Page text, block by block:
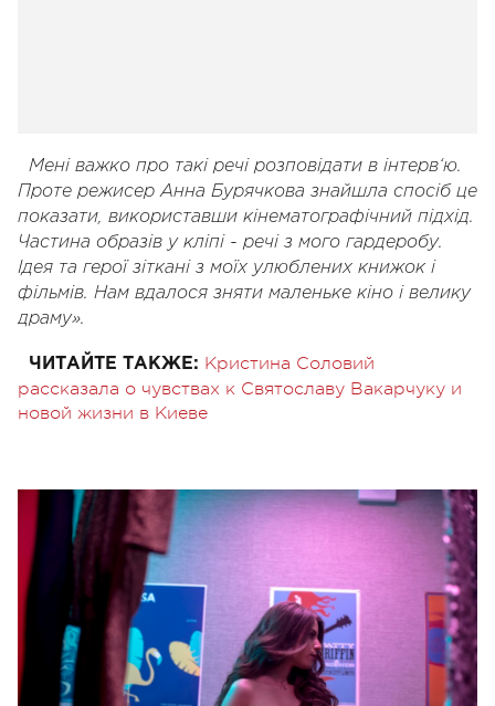
Мені важко про такі речі розповідати в інтерв‘ю.
Проте режисер Анна Бурячкова знайшла спосіб це
показати, використавши кінематографічний підхід.
Частина образів у кліпі - речі з мого гардеробу.
Ідея та герої зіткані з моїх улюблених книжок і
фільмів. Нам вдалося зняти маленьке кіно і велику
драму».
ЧИТАЙТЕ ТАКЖЕ: Кристина Соловий
рассказала о чувствах к Святославу Вакарчуку и
новой жизни в Киеве